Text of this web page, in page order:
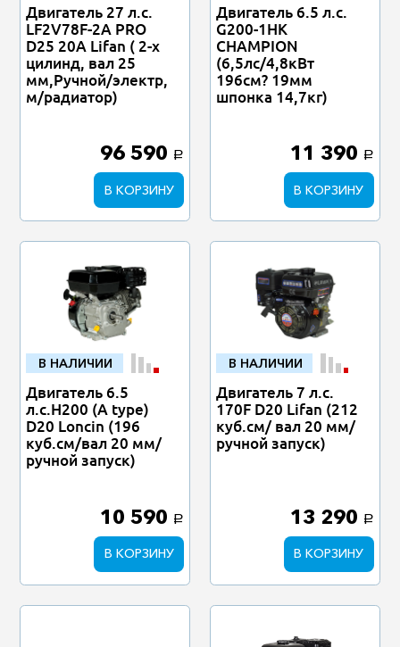
Двигатель 27 л.с.
LF2V78F-2A PRO
D25 20А Lifan ( 2-х
цилинд, вал 25
мм,Ручной/электр,
м/радиатор)
96 590 a
В КОРЗИНУ
Двигатель 6.5 л.с.
G200-1HK
CHAMPION
(6,5лс/4,8кВт
196см? 19мм
шпонка 14,7кг)
11 390 a
В КОРЗИНУ
В НАЛИЧИИ
Двигатель 6.5
л.с.H200 (A type)
D20 Loncin (196
куб.см/вал 20 мм/
ручной запуск)
10 590 a
В КОРЗИНУ
В НАЛИЧИИ
Двигатель 7 л.с.
170F D20 Lifan (212
куб.см/ вал 20 мм/
ручной запуск)
13 290 a
В КОРЗИНУ